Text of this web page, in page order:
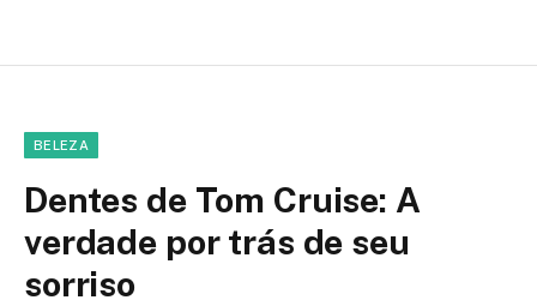
BELEZA
Dentes de Tom Cruise: A
verdade por trás de seu
sorriso